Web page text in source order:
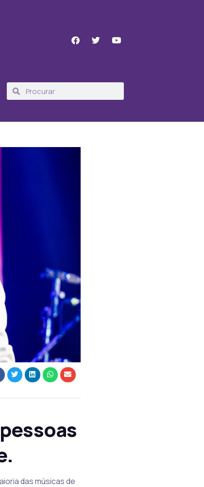
das músicas de